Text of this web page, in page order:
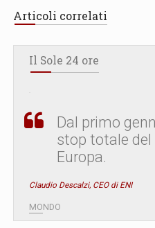
Articoli correlati
Il Sole 24 ore
Dal primo
stop totale del
Europa.
Claudio Descalzi, CEO di ENI
MONDO